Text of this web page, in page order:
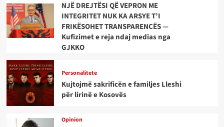
NJË DREJTËSI QË VEPRON ME
INTEGRITET NUK KA ARSYE T’I
FRIKËSOHET TRANSPARENCËS —
Kufizimet e reja ndaj medias nga
GJKKO
Personalitete
Kujtojmë sakrificën e familjes Lleshi
për lirinë e Kosovës
Opinion